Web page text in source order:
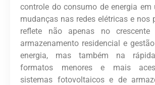
controle do consumo de energia em
mudanças nas redes elétricas e nos
reflete não apenas no crescente
armazenamento residencial e
energia, mas também na
formatos menores e mais
sistemas fotovoltaicos e de